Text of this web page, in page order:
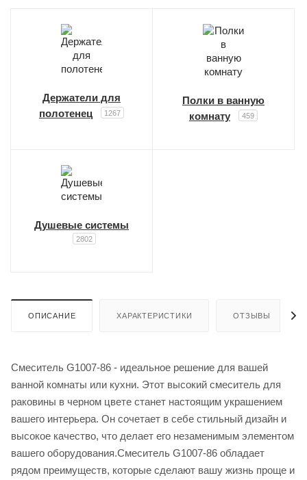
Держатели для
полотенец
1267
Полки в ванную
комнату
459
Душевые системы
2802
ОПИСАНИЕ ХАРАКТЕРИСТИКИ ОТЗЫВЫ
Смеситель G1007-86 - идеальное решение для вашей
ванной комнаты или кухни. Этот высокий смеситель для
раковины в черном цвете станет настоящим украшением
вашего интерьера. Он сочетает в себе стильный дизайн и
высокое качество, что делает его незаменимым элементом
вашего оборудования.Смеситель G1007-86 обладает
рядом преимуществ, которые сделают вашу жизнь проще и